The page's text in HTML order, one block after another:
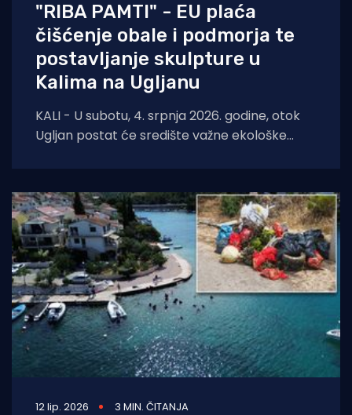
"RIBA PAMTI" - EU plaća
čišćenje obale i podmorja te
postavljanje skulpture u
Kalima na Ugljanu
KALI - U subotu, 4. srpnja 2026. godine, otok
Ugljan postat će središte važne ekološke
12 lip. 2026 3 MIN. ČITANJA